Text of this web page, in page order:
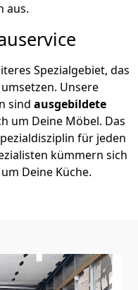
aus.
Spezialgebiet, das
Unsere
sind ausgebildete
um Deine Möbel. Das
für jeden
kümmern sich
Deine Küche.